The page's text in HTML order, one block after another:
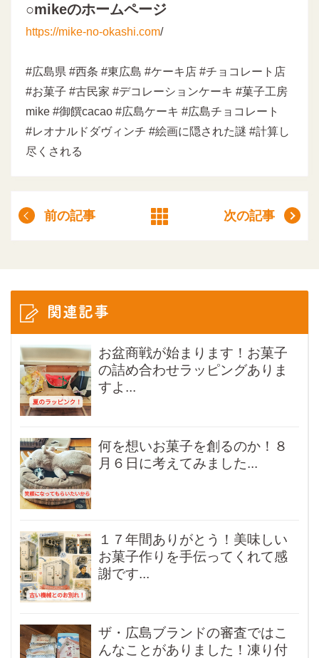
○mikeのホームページ
https://mike-no-okashi.com/
#広島県 #西条 #東広島 #ケーキ店 #チョコレート店
#お菓子 #古民家 #デコレーションケーキ #菓子工房
mike #御饌cacao #広島ケーキ #広島チョコレート
#レオナルドダヴィンチ #絵画に隠された謎 #計算し
尽くされる
前の記事 次の記事
関連記事
お盆商戦が始まります！お菓子
の詰め合わせラッピングありま
すよ...
何を想いお菓子を創るのか！８
月６日に考えてみました...
１７年間ありがとう！美味しい
お菓子作りを手伝ってくれて感
謝です...
ザ・広島ブランドの審査ではこ
んなことがありました！凍り付